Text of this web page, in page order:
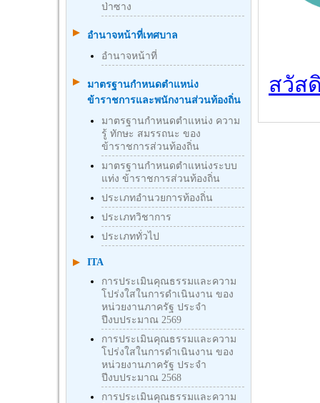
ป่าซาง
อำนาจหน้าที่เทศบาล
อำนาจหน้าที่
มาตรฐานกําหนดตําแหน่ง
ข้าราชการและพนักงานส่วนท้องถิ่น
มาตรฐานกำหนดตำแหน่ง ความ
รู้ ทักษะ สมรรถนะ ของ
ข้าราชการส่วนท้องถิ่น
มาตรฐานกำหนดตำแหน่งระบบ
แท่ง ข้าราชการส่วนท้องถิ่น
ประเภทอำนวยการท้องถิ่น
ประเภทวิชาการ
ประเภททั่วไป
ITA
การประเมินคุณธรรมและความ
โปร่งใสในการดำเนินงาน ของ
หน่วยงานภาครัฐ ประจำ
ปีงบประมาณ 2569
การประเมินคุณธรรมและความ
โปร่งใสในการดำเนินงาน ของ
หน่วยงานภาครัฐ ประจำ
ปีงบประมาณ 2568
การประเมินคุณธรรมและความ
สวัส